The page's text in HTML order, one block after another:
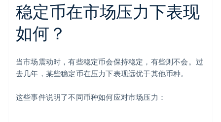
稳定币在市场压力下表现
如何？
当市场震动时，有些稳定币会保持稳定，有些则不会。过
去几年，某些稳定币在压力下表现远优于其他币种。
这些事件说明了不同币种如何应对市场压力：